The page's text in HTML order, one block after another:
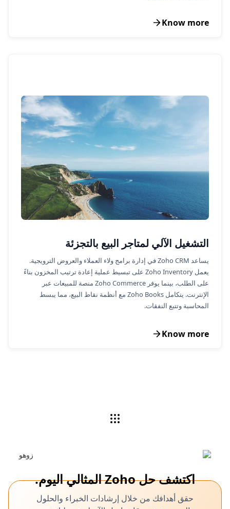
Know more
التشغيل الآلي لمتاجر البيع بالتجزئة
يساعد Zoho CRM في إدارة برامج ولاء العملاء والعروض الترويجية.
يعمل Zoho Inventory على تبسيط عملية إعادة ترتيب المخزون بناءً
على الطلب، بينما يوفر Zoho Commerce منصة للمبيعات عبر
الإنترنت. يتكامل Zoho Books مع أنظمة نقاط البيع، مما يبسط
المحاسبة وتتبع النفقات.
Know more
اكتشف حل Zoho المثالي اليوم.
حقق أهدافك من خلال إرشادات الخبراء والحلول